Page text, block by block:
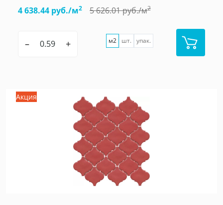
4 638.44 руб./м2 5 626.01 руб./м2
– + м2 шт. упак.
Акция